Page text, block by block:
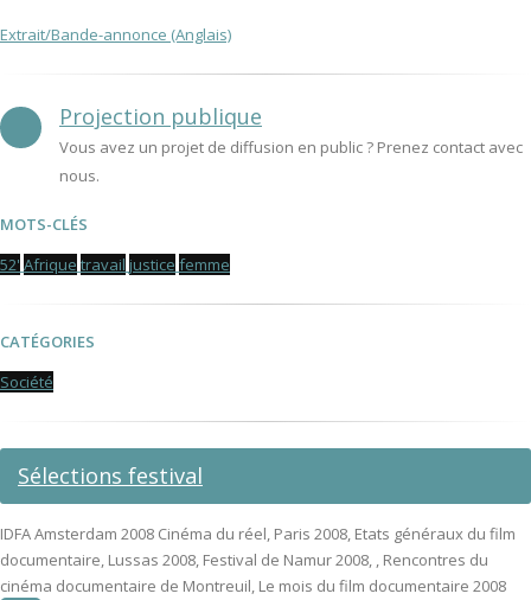
Extrait/Bande-annonce (Anglais)
Projection publique
Vous avez un projet de diffusion en public ? Prenez contact avec
nous.
MOTS-CLÉS
52' Afrique travail justice femme
CATÉGORIES
Société
Sélections festival
IDFA Amsterdam 2008 Cinéma du réel, Paris 2008, Etats généraux du film
documentaire, Lussas 2008, Festival de Namur 2008, , Rencontres du
cinéma documentaire de Montreuil, Le mois du film documentaire 2008